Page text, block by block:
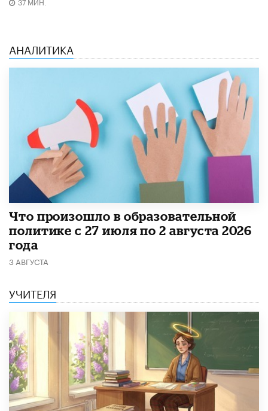
АНАЛИТИКА
​Что произошло в образовательной
политике с 27 июля по 2 августа 2026
года
3 АВГУСТА
УЧИТЕЛЯ